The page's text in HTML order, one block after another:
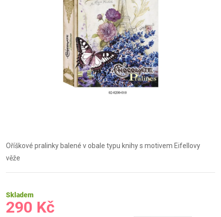
Oříškové pralinky balené v obale typu knihy s motivem Eifellovy
věže
Skladem
290 Kč